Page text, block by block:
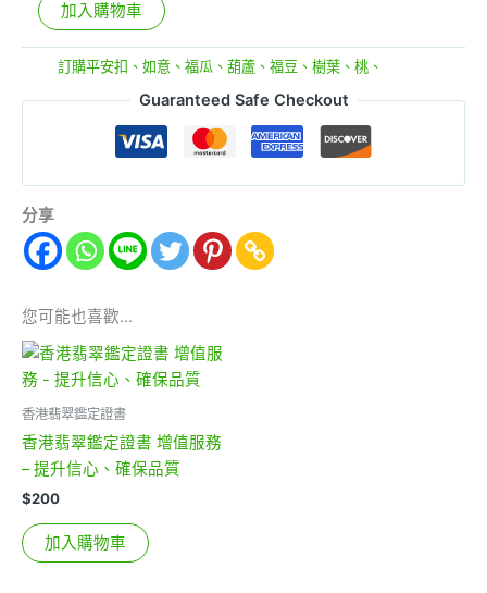
加入購物車
訂購平安扣、如意、福瓜、葫蘆、福豆、樹葉、桃、
Guaranteed Safe Checkout
分享
您可能也喜歡…
香港翡翠鑑定證書
香港翡翠鑑定證書 增值服務
– 提升信心、確保品質
$200
加入購物車